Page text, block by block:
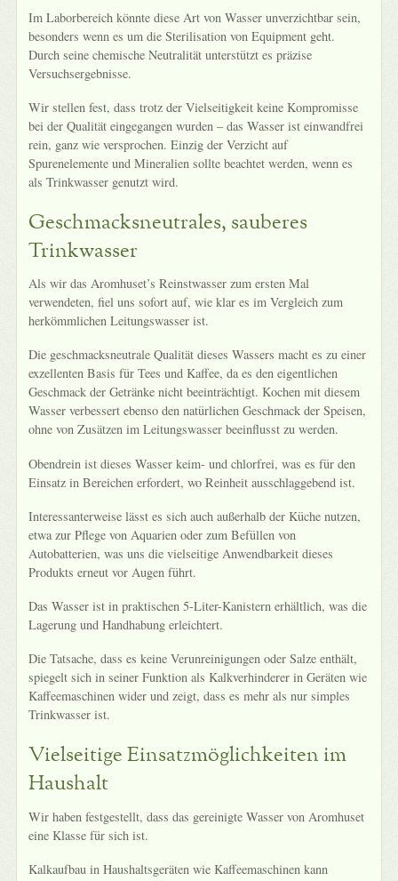
Im Laborbereich könnte diese Art von Wasser unverzichtbar sein,
besonders wenn es um die Sterilisation von Equipment geht.
Durch seine chemische Neutralität unterstützt es präzise
Versuchsergebnisse.
Wir stellen fest, dass trotz der Vielseitigkeit keine Kompromisse
bei der Qualität eingegangen wurden – das Wasser ist einwandfrei
rein, ganz wie versprochen. Einzig der Verzicht auf
Spurenelemente und Mineralien sollte beachtet werden, wenn es
als Trinkwasser genutzt wird.
Geschmacksneutrales, sauberes
Trinkwasser
Als wir das Aromhuset’s Reinstwasser zum ersten Mal
verwendeten, fiel uns sofort auf, wie klar es im Vergleich zum
herkömmlichen Leitungswasser ist.
Die geschmacksneutrale Qualität dieses Wassers macht es zu einer
exzellenten Basis für Tees und Kaffee, da es den eigentlichen
Geschmack der Getränke nicht beeinträchtigt. Kochen mit diesem
Wasser verbessert ebenso den natürlichen Geschmack der Speisen,
ohne von Zusätzen im Leitungswasser beeinflusst zu werden.
Obendrein ist dieses Wasser keim- und chlorfrei, was es für den
Einsatz in Bereichen erfordert, wo Reinheit ausschlaggebend ist.
Interessanterweise lässt es sich auch außerhalb der Küche nutzen,
etwa zur Pflege von Aquarien oder zum Befüllen von
Autobatterien, was uns die vielseitige Anwendbarkeit dieses
Produkts erneut vor Augen führt.
Das Wasser ist in praktischen 5-Liter-Kanistern erhältlich, was die
Lagerung und Handhabung erleichtert.
Die Tatsache, dass es keine Verunreinigungen oder Salze enthält,
spiegelt sich in seiner Funktion als Kalkverhinderer in Geräten wie
Kaffeemaschinen wider und zeigt, dass es mehr als nur simples
Trinkwasser ist.
Vielseitige Einsatzmöglichkeiten im
Haushalt
Wir haben festgestellt, dass das gereinigte Wasser von Aromhuset
eine Klasse für sich ist.
Kalkaufbau in Haushaltsgeräten wie Kaffeemaschinen kann